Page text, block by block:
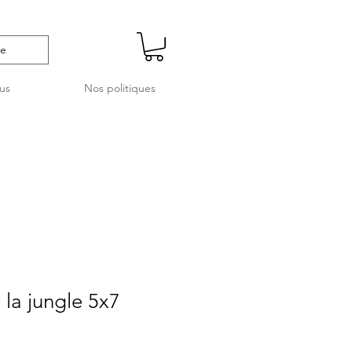
Nos politiques
la jungle 5x7